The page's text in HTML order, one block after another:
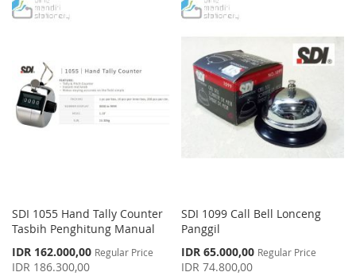
TO
LIST
WISH
LIST
COMPARE
SDI 1055 Hand Tally Counter
Tasbih Penghitung Manual
Special
Price
IDR 162.000,00 Regular Price
IDR 186.300,00
SDI 1099 Call Bell Lonceng
Panggil
Special
Price
IDR 65.000,00 Regular Price
IDR 74.800,00